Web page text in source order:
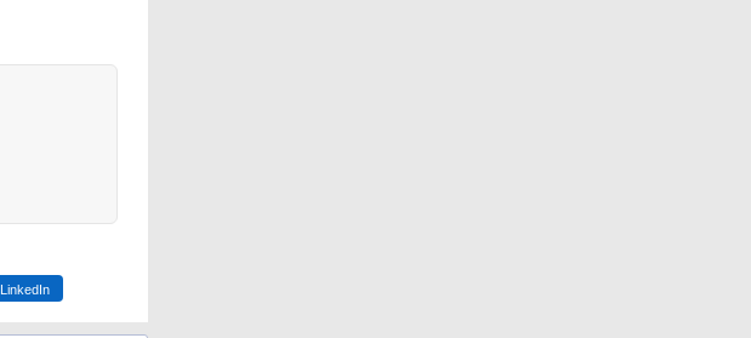
LinkedIn